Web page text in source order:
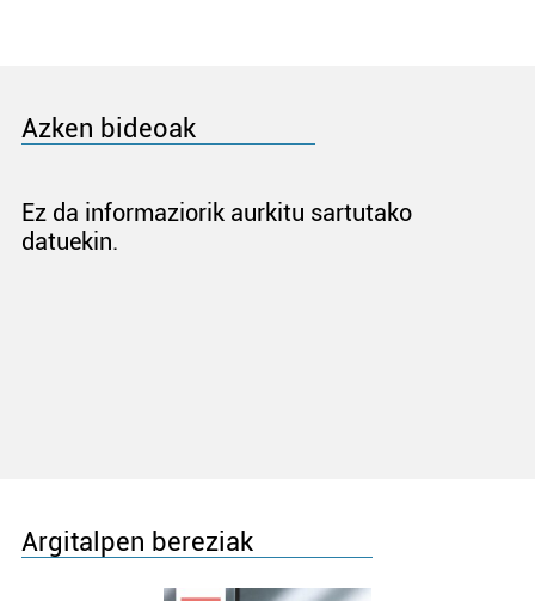
Azken bideoak
Ez da informaziorik aurkitu sartutako
datuekin.
Argitalpen bereziak